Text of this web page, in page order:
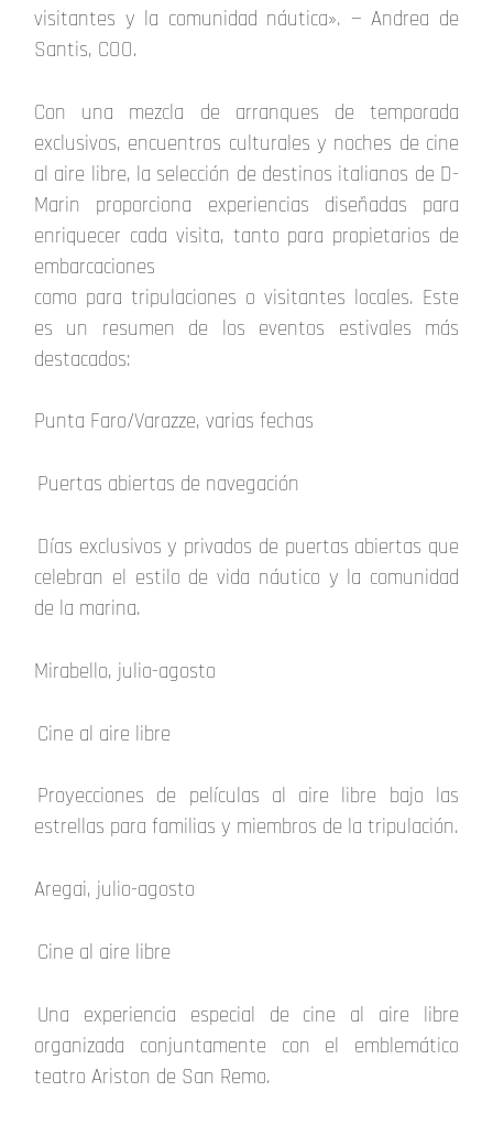
visitantes y la comunidad náutica». — Andrea de
Santis, COO.
Con una mezcla de arranques de temporada
exclusivos, encuentros culturales y noches de cine
al aire libre, la selección de destinos italianos de D-
Marin proporciona experiencias diseñadas para
enriquecer cada visita, tanto para propietarios de
embarcaciones
como para tripulaciones o visitantes locales. Este
es un resumen de los eventos estivales más
destacados:
Punta Faro/Varazze, varias fechas
Puertas abiertas de navegación
Días exclusivos y privados de puertas abiertas que
celebran el estilo de vida náutico y la comunidad
de la marina.
Mirabello, julio-agosto
Cine al aire libre
Proyecciones de películas al aire libre bajo las
estrellas para familias y miembros de la tripulación.
Aregai, julio-agosto
Cine al aire libre
Una experiencia especial de cine al aire libre
organizada conjuntamente con el emblemático
teatro Ariston de San Remo.